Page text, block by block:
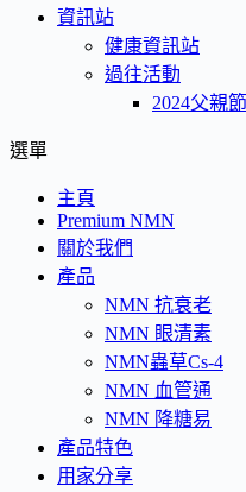
資訊站
健康資訊站
過往活動
2024父親
選單
主頁
Premium NMN
關於我們
產品
NMN 抗衰老
NMN 眼清素
NMN蟲草Cs-4
NMN 血管通
NMN 降糖易
產品特色
用家分享